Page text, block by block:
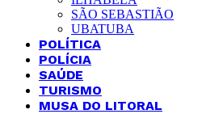
SÃO SEBASTIÃO
UBATUBA
POLÍTICA
POLÍCIA
SAÚDE
TURISMO
MUSA DO LITORAL